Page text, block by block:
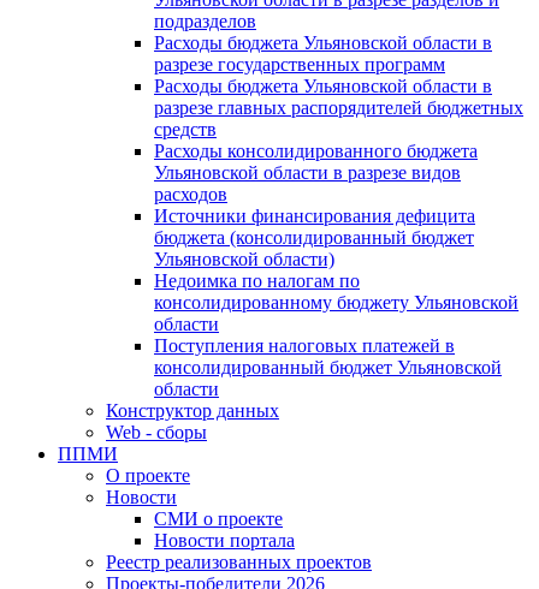
подразделов
Расходы бюджета Ульяновской области в
разрезе государственных программ
Расходы бюджета Ульяновской области в
разрезе главных распорядителей бюджетных
средств
Расходы консолидированного бюджета
Ульяновской области в разрезе видов
расходов
Источники финансирования дефицита
бюджета (консолидированный бюджет
Ульяновской области)
Недоимка по налогам по
консолидированному бюджету Ульяновской
области
Поступления налоговых платежей в
консолидированный бюджет Ульяновской
области
Конструктор данных
Web - сборы
ППМИ
О проекте
Новости
СМИ о проекте
Новости портала
Реестр реализованных проектов
Проекты-победители 2026